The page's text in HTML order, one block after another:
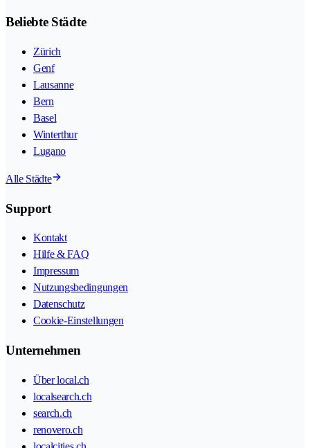
Beliebte Städte
Zürich
Genf
Lausanne
Bern
Basel
Winterthur
Lugano
Alle Städte
Support
Kontakt
Hilfe & FAQ
Impressum
Nutzungsbedingungen
Datenschutz
Cookie-Einstellungen
Unternehmen
Über local.ch
localsearch.ch
search.ch
renovero.ch